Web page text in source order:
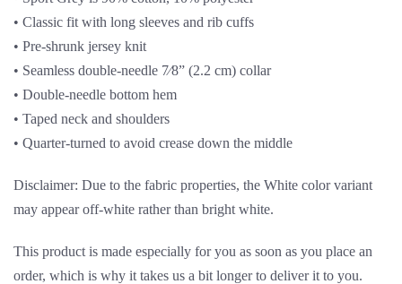
• Classic fit with long sleeves and rib cuffs
• Pre-shrunk jersey knit
• Seamless double-needle 7⁄8” (2.2 cm) collar
• Double-needle bottom hem
• Taped neck and shoulders
• Quarter-turned to avoid crease down the middle
Disclaimer: Due to the fabric properties, the White color variant
may appear off-white rather than bright white.
This product is made especially for you as soon as you place an
order, which is why it takes us a bit longer to deliver it to you.